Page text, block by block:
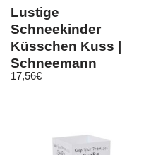
Lustige
Schneekinder
Küsschen Kuss |
Schneemann
Schneemänner
17,56€